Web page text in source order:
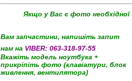
Якщо у Вас є фото необхідної
Вам запчастини, напишіть запит
нам на VIBER: 063-318-97-55
Вкажіть модель ноутбука +
прикріпіть фото (клавіатури, блок
живлення, вентилятора)